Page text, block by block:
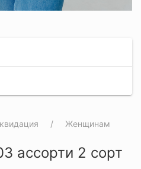
Женщинам
ассорти 2 сорт